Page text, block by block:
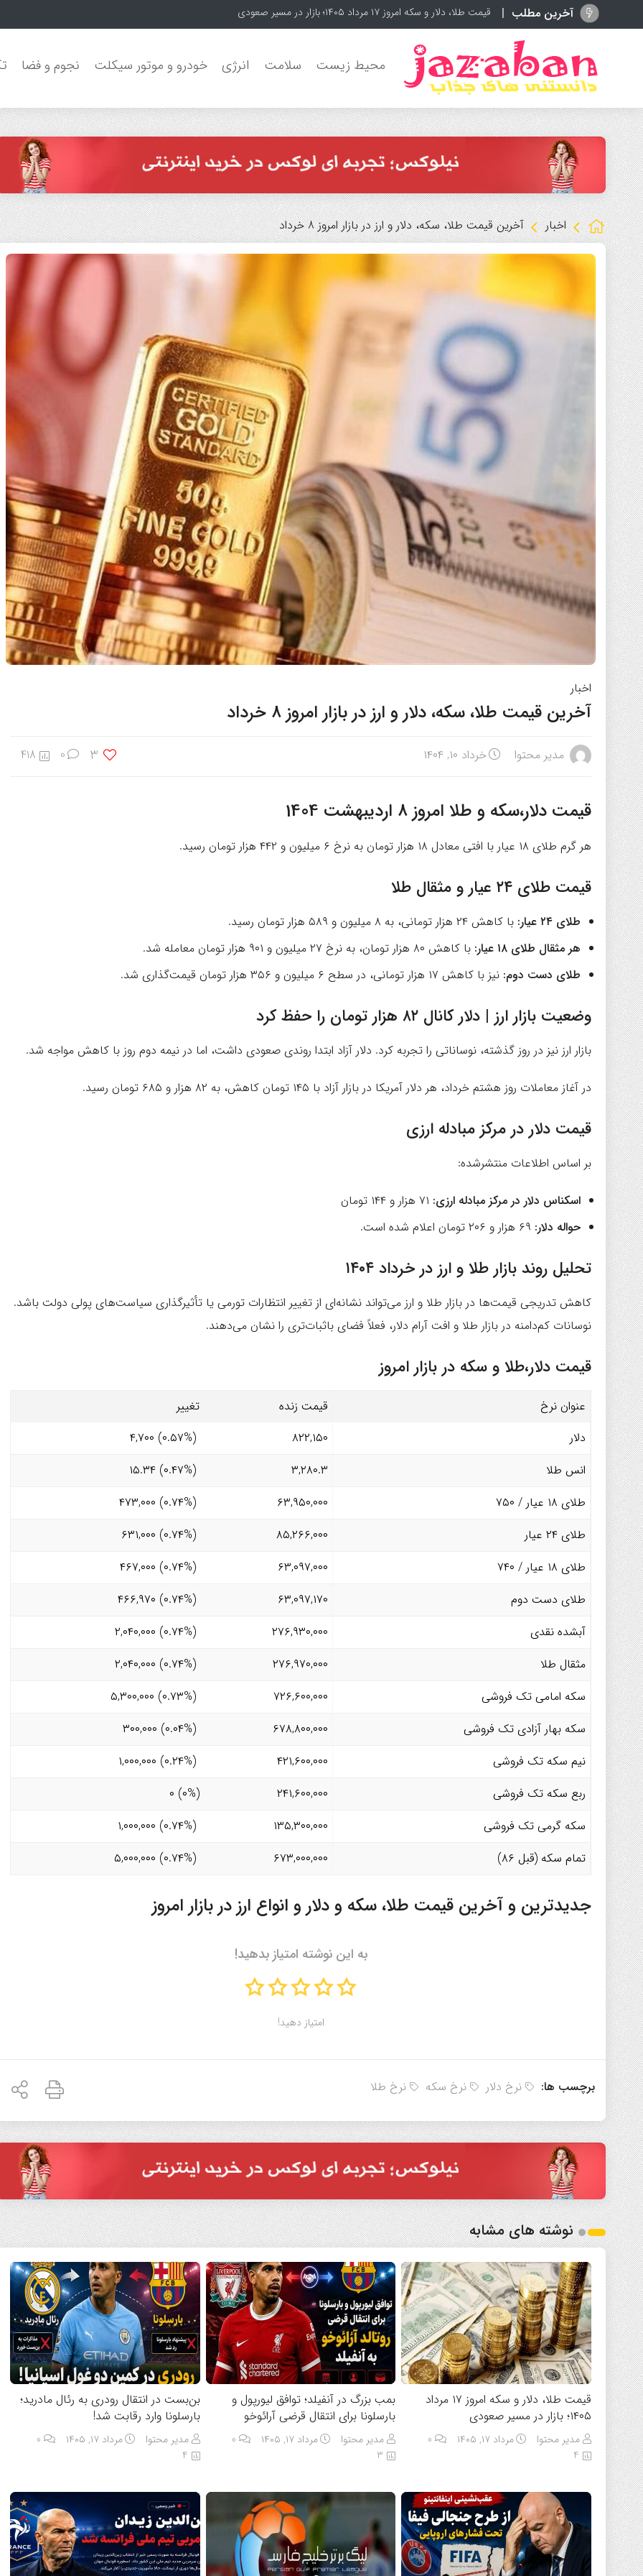
آخرین مطلب بمب بزرگ در آنفیلد؛ توافق ل
محیط زیست سلامت انرژی خودرو و موتور سیکلت نجوم و فضا
اخبار آخرین قیمت طلا، سکه، دلار و ارز در بازار امروز 8 خرداد
اخبار
آخرین قیمت طلا، سکه، دلار و ارز در بازار امروز 8 خرداد
مدیر محتوا خرداد ۱۰, ۱۴۰۴ 3
0
418
قیمت دلار،سکه و طلا امروز 8 اردیبهشت 1404
هر گرم طلای ۱۸ عیار با افتی معادل ۱۸ هزار تومان به نرخ ۶ میلیون و ۴۴۲ هزار تومان رسید.
قیمت طلای ۲۴ عیار و مثقال طلا
طلای ۲۴ عیار:
با کاهش ۲۴ هزار تومانی، به ۸ میلیون و ۵۸۹ هزار تومان رسید.
هر مثقال طلای ۱۸ عیار:
با کاهش ۸۰ هزار تومان، به نرخ ۲۷ میلیون و ۹۰۱ هزار تومان معامله شد.
طلای دست دوم: نیز با کاهش ۱۷ هزار تومانی، در سطح ۶ میلیون و ۳۵۶ هزار تومان قیمت‌گذاری شد.
وضعیت بازار ارز | دلار کانال ۸۲ هزار تومان را حفظ کرد
بازار ارز نیز در روز گذشته، نوساناتی را تجربه کرد. دلار آزاد ابتدا روندی صعودی داشت، اما در نیمه دوم روز با کاهش مواجه شد.
در آغاز معاملات روز هشتم خرداد، هر دلار آمریکا در بازار آزاد با ۱۴۵ تومان کاهش، به ۸۲ هزار و ۶۸۵ تومان رسید.
قیمت دلار در مرکز مبادله ارزی
بر اساس اطلاعات منتشرشده:
اسکناس دلار در مرکز مبادله ارزی:
حواله دلار:
تحلیل روند بازار طلا و ارز در خرداد ۱۴۰۴
کاهش تدریجی قیمت‌ها در بازار طلا و ارز می‌تواند نشانه‌ای از تغییر انتظارات تورمی یا تأثیرگذاری سیاست‌های پولی دولت باشد.
نوسانات کم‌دامنه در بازار طلا و افت آرام دلار، فعلاً فضای باثبات‌تری را نشان می‌دهند.
قیمت دلار،طلا و سکه در بازار امروز
عنوان نرخ قیمت زنده
تغییر
دلار
۸۲۲,۱۵۰
(۰.۵۷%) ۴,۷۰۰
انس طلا
۳,۲۸۰.۳
(۰.۴۷%) ۱۵.۳۴
طلای ۱۸ عیار / ۷۵۰
۶۳,۹۵۰,۰۰۰
(۰.۷۴%) ۴۷۳,۰۰۰
طلای ۲۴ عیار
۸۵,۲۶۶,۰۰۰
(۰.۷۴%) ۶۳۱,۰۰۰
طلای ۱۸ عیار / ۷۴۰
۶۳,۰۹۷,۰۰۰
(۰.۷۴%) ۴۶۷,۰۰۰
طلای دست دوم
۶۳,۰۹۷,۱۷۰
(۰.۷۴%) ۴۶۶,۹۷۰
آبشده نقدی
۲۷۶,۹۳۰,۰۰۰
(۰.۷۴%) ۲,۰۴۰,۰۰۰
مثقال طلا
۲۷۶,۹۷۰,۰۰۰
(۰.۷۴%) ۲,۰۴۰,۰۰۰
سکه امامی تک فروشی
۷۲۶,۶۰۰,۰۰۰
(۰.۷۳%) ۵,۳۰۰,۰۰۰
سکه بهار آزادی تک فروشی
۶۷۸,۸۰۰,۰۰۰
(۰.۰۴%) ۳۰۰,۰۰۰
نیم سکه تک فروشی
۴۲۱,۶۰۰,۰۰۰
(۰.۲۴%) ۱,۰۰۰,۰۰۰
ربع سکه تک فروشی
۲۴۱,۶۰۰,۰۰۰
(۰%) ۰
سکه گرمی تک فروشی
۱۳۵,۳۰۰,۰۰۰
(۰.۷۴%) ۱,۰۰۰,۰۰۰
تمام سکه (قبل ۸۶)
۶۷۳,۰۰۰,۰۰۰ (۰.۷۴%) ۵,۰۰۰,۰۰۰
جدیدترین و آخرین قیمت طلا، سکه و دلار و انواع ارز در بازار امروز
به این نوشته امتیاز بدهید!
امتیاز دهید!
برچسب ها: نرخ دلار نرخ سکه نرخ طلا
نوشته های مشابه
قیمت طلا، دلار و سکه امروز ۱۷ مرداد
۱۴۰۵؛ بازار در مسیر صعودی
مدیر محتوا مرداد ۱۷, ۱۴۰۵
4
بمب بزرگ در آنفیلد؛ توافق لیورپول و
بارسلونا برای انتقال قرضی آرائوخو
مدیر محتوا مرداد ۱۷, ۱۴۰۵
0
3
بن‌بست در انتقال رودری به رئال مادرید؛
بارسلونا وارد رقابت شد!
مدیر محتوا مرداد ۱۷, ۱۴۰۵
4